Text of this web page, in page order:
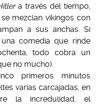
a través del tiempo,
mezclan vikingos con
a sus anchas. Si
comedia que rinde
todo cobra un
no mucho).
primeros minutos
varias carcajadas, en
la incredulidad, el